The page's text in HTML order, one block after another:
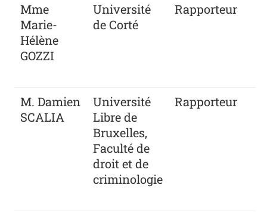
Mme
Marie-
Hélène
GOZZI
Université
de Corté
Rapporteur
M. Damien
SCALIA
Université
Libre de
Bruxelles,
Faculté de
droit et de
criminologie
Rapporteur